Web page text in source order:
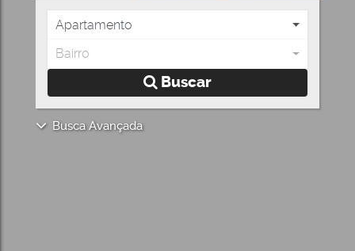
Apartamento
Bairro
Buscar
Busca Avançada